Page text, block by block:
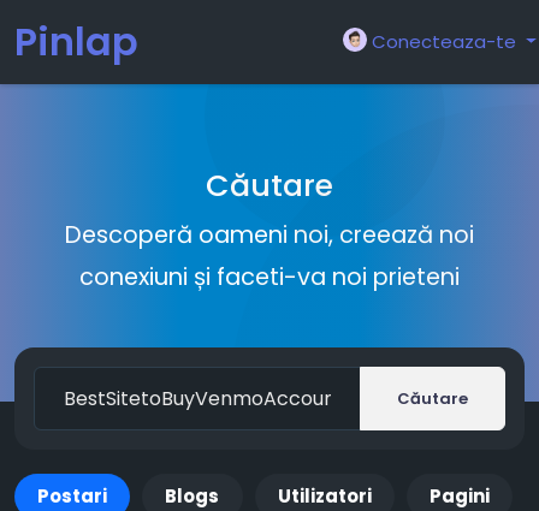
Pinlap Conecteaza-te
Căutare
Descoperă oameni noi, creează noi
conexiuni și faceti-va noi prieteni
Căutare
Postari Blogs Utilizatori Pagini